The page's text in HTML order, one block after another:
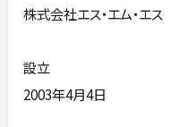
株式会社エス・エム・エス
設立
2003年4月4日